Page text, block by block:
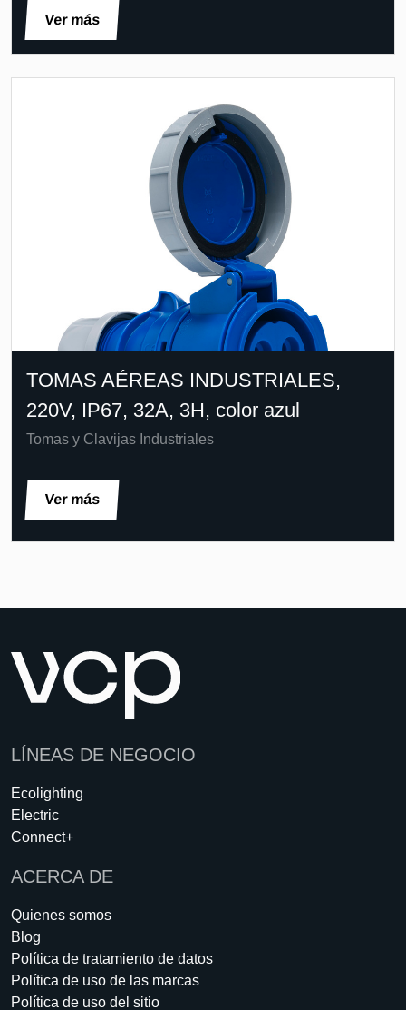
Ver más
TOMAS AÉREAS INDUSTRIALES,
220V, IP67, 32A, 3H, color azul
Tomas y Clavijas Industriales
Ver más
LÍNEAS DE NEGOCIO
Ecolighting
Electric
Connect+
ACERCA DE
Quienes somos
Blog
Política de tratamiento de datos
Política de uso de las marcas
Política de uso del sitio